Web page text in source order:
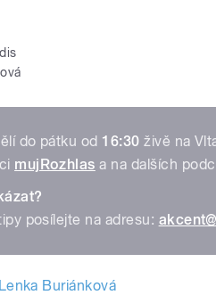
do pátku od 16:30 živě na
mujRozhlas a na dalších
posílejte na adresu:
Lenka Buriánková